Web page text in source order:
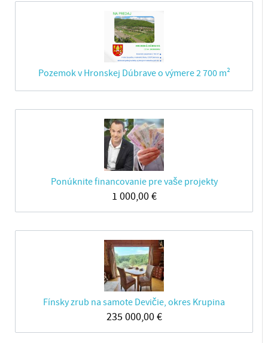
Pozemok v Hronskej Dúbrave o výmere 2 700 m²
Ponúknite financovanie pre vaše projekty
1 000,00€
Fínsky zrub na samote Devičie, okres Krupina
235 000,00€